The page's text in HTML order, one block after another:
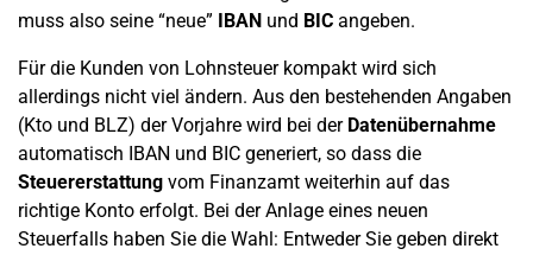
muss also seine “neue” IBAN und BIC angeben.
Für die Kunden von Lohnsteuer kompakt wird sich
allerdings nicht viel ändern. Aus den bestehenden Angaben
(Kto und BLZ) der Vorjahre wird bei der Datenübernahme
automatisch IBAN und BIC generiert, so dass die
Steuererstattung vom Finanzamt weiterhin auf das
richtige Konto erfolgt. Bei der Anlage eines neuen
Steuerfalls haben Sie die Wahl: Entweder Sie geben direkt